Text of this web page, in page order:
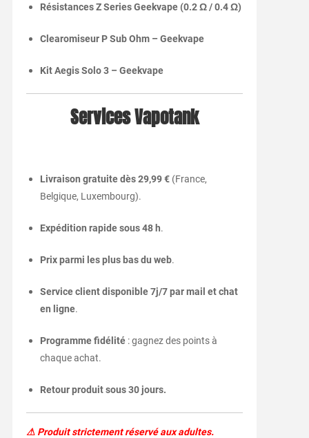
Résistances Z Series Geekvape (0.2 Ω / 0.4 Ω)
Clearomiseur P Sub Ohm – Geekvape
Kit Aegis Solo 3 – Geekvape
Services Vapotank
Livraison gratuite dès 29,99 €(France,
Belgique, Luxembourg).
Expédition rapide sous 48 h.
Prix parmi les plus bas du web.
Service client disponible 7j/7 par mail et chat
en ligne.
Programme fidélité: gagnez des points à
chaque achat.
Retour produit sous 30 jours.
⚠ Produit strictement réservé aux adultes.